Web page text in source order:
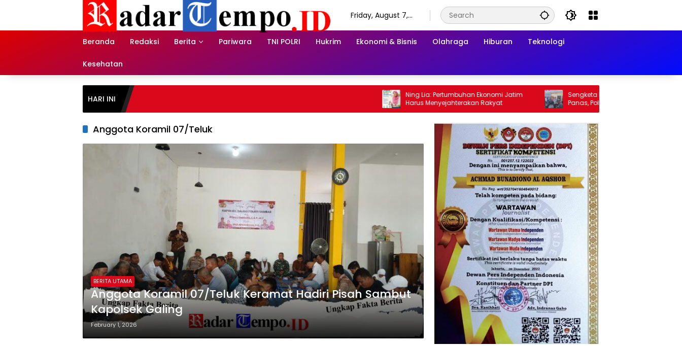
Friday, August 7,
Beranda
Redaksi Berita Pariwara TNI POLRI Hukrim Ekonomi & Bisnis Olahraga Hiburan Teknologi
Kesehatan
HARI INI
Ning Lia: Pertumbuhan Ekonomi Jatim
Harus Menyejahterakan Rakyat
Sengketa Lahan Pandegiling Makin
Panas, Polisi Diminta Segera Usut Agar
Tidak Terjadi Kegaduhan Di Surabaya
Anggota Koramil 07/Teluk
BERITA UTAMA
Anggota Koramil 07/Teluk Keramat Hadiri Pisah Sambut
Kapolsek Galing
February 1, 2026